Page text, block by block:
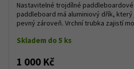
Nastavitelné trojdílné paddleboardové
paddleboard má aluminiový dřík,
pevný zároveň. Vrchní trubka zajistí
Skladem do 5 ks
1 000 Kč